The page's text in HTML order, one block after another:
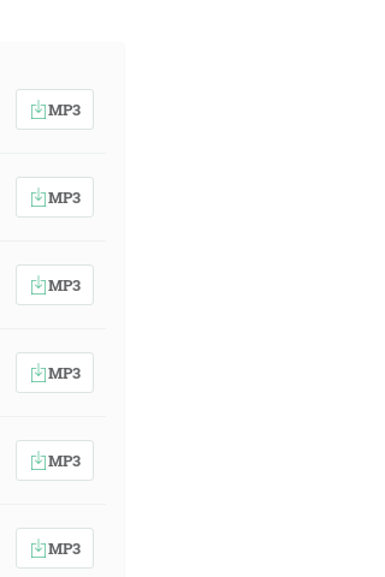
MP3
MP3
MP3
MP3
MP3
MP3